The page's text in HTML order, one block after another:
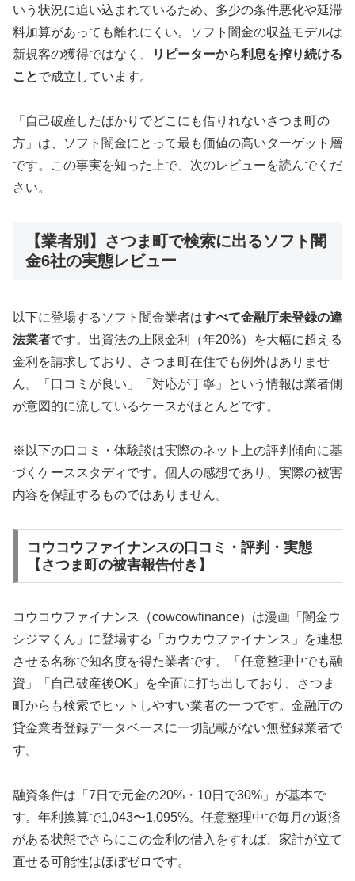
いう状況に追い込まれているため、多少の条件悪化や延滞
料加算があっても離れにくい。ソフト闇金の収益モデルは
新規客の獲得ではなく、
リピーターから利息を搾り続ける
ことで成立しています。
「自己破産したばかりでどこにも借りれないさつま町の
方」は、ソフト闇金にとって最も価値の高いターゲット層
です。この事実を知った上で、次のレビューを読んでくだ
さい。
【業者別】さつま町で検索に出るソフト闇
金6社の実態レビュー
以下に登場するソフト闇金業者はすべて金融庁未登録の違
法業者です。出資法の上限金利（年20%）を大幅に超える
金利を請求しており、さつま町在住でも例外はありませ
ん。「口コミが良い」「対応が丁寧」という情報は業者側
が意図的に流しているケースがほとんどです。
※以下の口コミ・体験談は実際のネット上の評判傾向に基
づくケーススタディです。個人の感想であり、実際の被害
内容を保証するものではありません。
コウコウファイナンスの口コミ・評判・実態
【さつま町の被害報告付き】
コウコウファイナンス（cowcowfinance）は漫画「闇金ウ
シジマくん」に登場する「カウカウファイナンス」を連想
させる名称で知名度を得た業者です。「任意整理中でも融
資」「自己破産後OK」を全面に打ち出しており、さつま
町からも検索でヒットしやすい業者の一つです。金融庁の
貸金業者登録データベースに一切記載がない無登録業者で
す。
融資条件は「7日で元金の20%・10日で30%」が基本で
す。年利換算で1,043〜1,095%。任意整理中で毎月の返済
がある状態でさらにこの金利の借入をすれば、家計が立て
直せる可能性はほぼゼロです。